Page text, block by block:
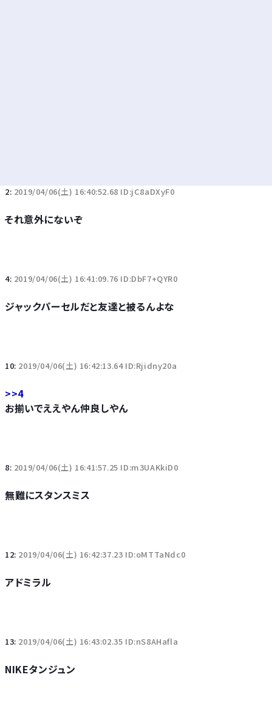
2: 2019/04/06(土) 16:40:52.68 ID:jC8aDXyF0
それ意外にないぞ
4: 2019/04/06(土) 16:41:09.76 ID:DbF7+QYR0
ジャックパーセルだと友達と被るんよな
10: 2019/04/06(土) 16:42:13.64 ID:Rjidny20a
>>4
お揃いでええやん仲良しやん
8: 2019/04/06(土) 16:41:57.25 ID:m3UAKkiD0
無難にスタンスミス
12: 2019/04/06(土) 16:42:37.23 ID:oMTTaNdc0
アドミラル
13: 2019/04/06(土) 16:43:02.35 ID:nS8AHafla
NIKEタンジュン